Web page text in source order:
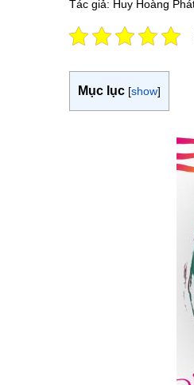
Tác giả: Huy Hoàng
Mục lục [show]